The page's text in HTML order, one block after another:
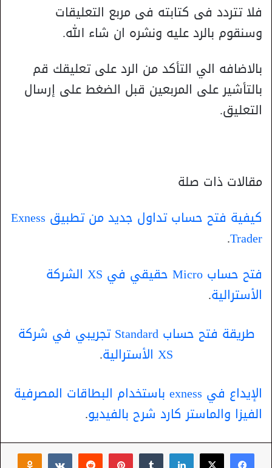
فلا تتردد فى كتابته فى مربع التعليقات
وسنقوم بالرد عليه ونشره ان شاء الله.
بالاضافه الي التأكد من الرد على تعليقك قم
بالتأشير على المربعين قبل الضغط على إرسال
التعليق.
مقالات ذات صلة
كيفية فتح حساب تداول جديد من تطبيق Exness
Trader
.
فتح حساب Micro حقيقي في XS الشركة
الأسترالية.
طريقة فتح حساب Standard تجريبي في شركة
XS الأسترالية
.
الإيداع في exness باستخدام البطاقات المصرفية
الفيزا والماستر كارد شرح بالفيديو.
فيسبوك
‫X لينكدإن بينتيريست